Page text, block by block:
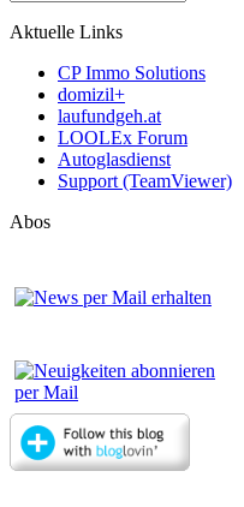
Aktuelle Links
CP Immo Solutions
domizil+
laufundgeh.at
LOOLEx Forum
Autoglasdienst
Support (TeamViewer)
Abos